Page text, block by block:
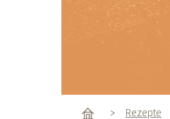
Home > Rezepte